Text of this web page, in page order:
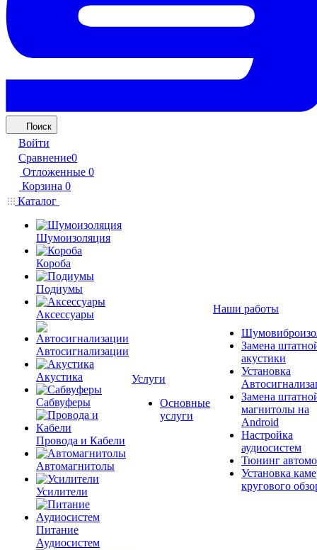
Поиск
Войти
Сравнение0
Отложенные 0
Корзина 0
Каталог
Шумоизоляция
Короба
Подиумы
Аксессуары
Автосигнализации
Акустика
Сабвуферы
Провода и Кабели
Автомагнитолы
Усилители
Питание
Аудиосистем
Услуги
Основные
услуги
Наши работы
Замена
акустики
Установка
Замена
магнитолы на
Android
Настройка
аудиосистем
Тюнинг
Установка
кругового